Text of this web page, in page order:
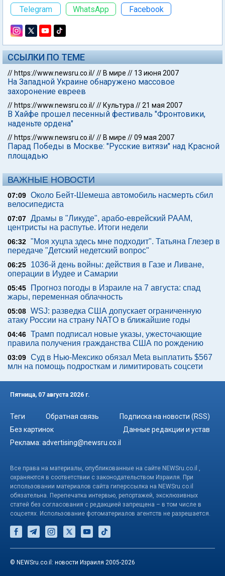
Telegram
WhatsApp Facebook
ССЫЛКИ ПО ТЕМЕ
// https://www.newsru.co.il/// В мире // 13 июня 2007
На Западной Украине обнаружено массовое
захоронение евреев
// https://www.newsru.co.il/// Культура //21 мая 2007
В Хайфе прошел песенный фестиваль "Фронтовики,
наденьте ордена"
// https://www.newsru.co.il/// В мире //09 мая 2007
Парад Победы в Москве: "Русские витязи" над Красной
площадью
ВАЖНЫЕ НОВОСТИ
07:09 Около Бейт-Шемеша автомобиль насмерть сбил
велосипедиста
07:07 Драмы в "Ликуде", арабо-еврейский РААМ,
центристы на распутье. Итоги недели
06:32 "Моя хуцпа здесь мне подходит". Татьяна Глезер в
передаче "Детский недетский вопрос"
06:25
1036-й день войны: действия в Газе и Ливане,
операции в Иудее и Самарии
05:45
Прогноз погоды в Израиле на 7 августа: спад
жары, переменная облачность
05:08 WSJ: разведка США допускает ограниченную
атаку России на страну NATO в ближайшие годы
04:46 Трамп подписал новые указы, ужесточающие
правила получения гражданства США по рождению
03:09 Суд в Нью-Мексико обязал Meta выплатить $567
млн на помощь подросткам и лимитировать соцсети
Пятница, 07 августа 2026 г.
Теги Обратная связь
Подписка на новости (RSS)
Без картинок
Данные редакции и устав
Реклама: advertising@newsru.co.il
Все права на материалы, опубликованные на сайте NEWSru.co.il ,
охраняются в соответствии с законодательством Израиля. При
использовании материалов сайта гиперссылка на NEWSru.co.il
обязательна. Перепечатка интервью, репортажей, эксклюзивных
статей без согласования с редакцией запрещена – в том числе в
соцсетях. Использование фотоматериалов агентств не разрешается.
© NEWSru.co.il: новости Израиля 2005-2026